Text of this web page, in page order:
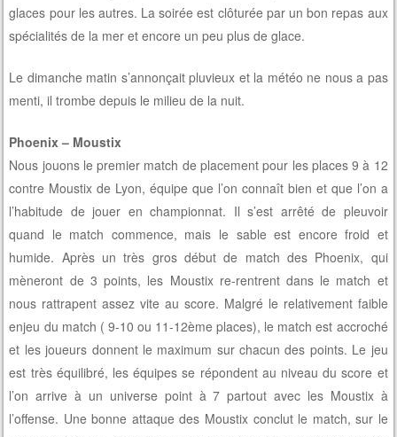
glaces pour les autres. La soirée est clôturée par un bon repas aux
spécialités de la mer et encore un peu plus de glace.
Le dimanche matin s’annonçait pluvieux et la météo ne nous a pas
menti, il trombe depuis le milieu de la nuit.
Phoenix – Moustix
Nous jouons le premier match de placement pour les places 9 à 12
contre Moustix de Lyon, équipe que l’on connaît bien et que l’on a
l’habitude de jouer en championnat. Il s’est arrêté de pleuvoir
quand le match commence, mais le sable est encore froid et
humide. Après un très gros début de match des Phoenix, qui
mèneront de 3 points, les Moustix re-rentrent dans le match et
nous rattrapent assez vite au score. Malgré le relativement faible
enjeu du match ( 9-10 ou 11-12ème places), le match est accroché
et les joueurs donnent le maximum sur chacun des points. Le jeu
est très équilibré, les équipes se répondent au niveau du score et
l’on arrive à un universe point à 7 partout avec les Moustix à
l’offense. Une bonne attaque des Moustix conclut le match, sur le